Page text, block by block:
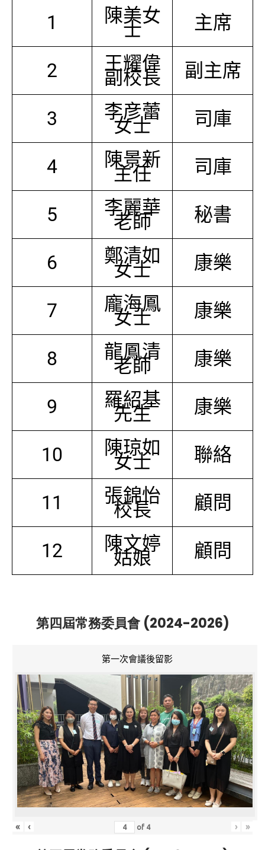
1
陳美女
士 主席
2 王耀偉
副校長 副主席
3 李彦蕾
女士 司庫
4 陳景新
主任 司庫
5 李麗華
老師 秘書
6 鄭清如
女士 康樂
7 龐海鳳
女士 康樂
8 龍鳳清
老師 康樂
9 羅紹基
先生 康樂
10 陳琼如
女士 聯絡
11 張錦怡
校長 顧問
12 陳文婷
姑娘 顧問
第四屆常務委員會 (2024-2026)
第一次會議後留影
« ‹ of 4 › »